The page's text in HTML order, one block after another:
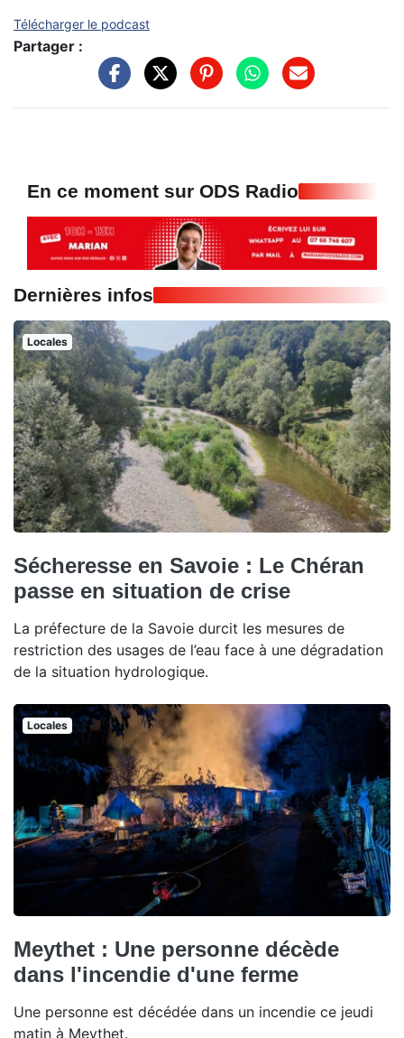
Télécharger le podcast
Partager :
En ce moment sur ODS Radio
Dernières infos
Locales
Sécheresse en Savoie : Le Chéran
passe en situation de crise
La préfecture de la Savoie durcit les mesures de
restriction des usages de l’eau face à une dégradation
de la situation hydrologique.
Locales
Meythet : Une personne décède
dans l'incendie d'une ferme
Une personne est décédée dans un incendie ce jeudi
matin à Meythet.